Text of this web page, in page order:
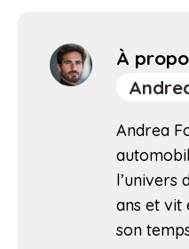
À
Andrea
l’univers
ans et vit
son